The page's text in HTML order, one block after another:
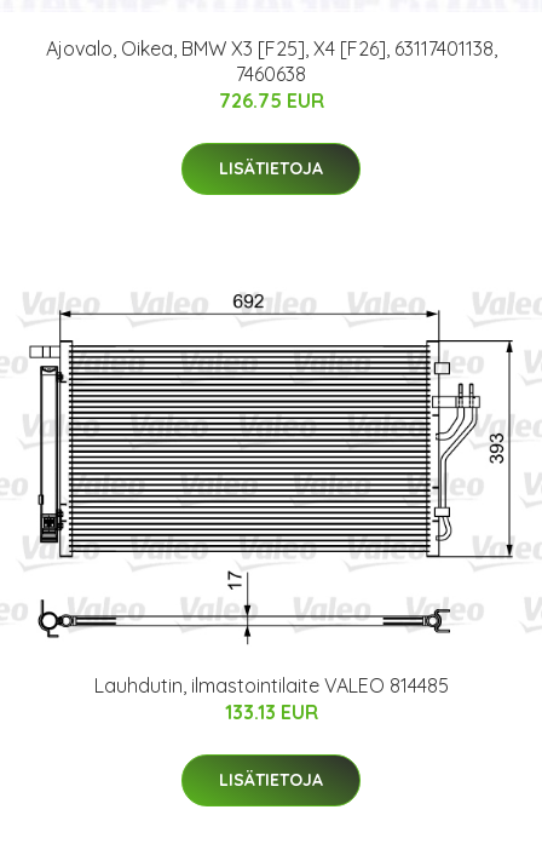
Ajovalo, Oikea, BMW X3 [F25], X4 [F26], 63117401138,
7460638
726.75 EUR
LISÄTIETOJA
Lauhdutin, ilmastointilaite VALEO 814485
133.13 EUR
LISÄTIETOJA